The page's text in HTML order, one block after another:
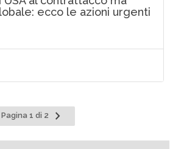
ecco le azioni urgenti
Pagina 1 di 2
Pagina
successiva